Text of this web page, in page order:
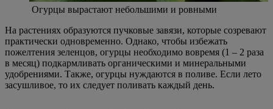
Огурцы вырастают небольшими и ровными
На растениях образуются пучковые завязи, которые созревают
практически одновременно. Однако, чтобы избежать
пожелтения зеленцов, огурцы необходимо вовремя (1 – 2 раза
в месяц) подкармливать органическими и минеральными
удобрениями. Также, огурцы нуждаются в поливе. Если лето
засушливое, то их следует поливать каждый день.